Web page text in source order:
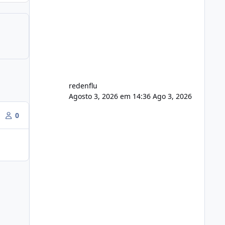
0
redenflu
Agosto 3, 2026 em 14:36 Ago 3, 2026